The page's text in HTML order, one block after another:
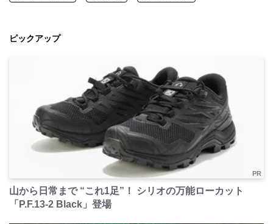
ピックアップ
PR
山から日常まで “これ1足”！ シリオの万能ローカット
「P.F.13-2 Black」登場